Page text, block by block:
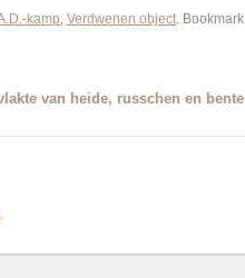
kamp, Verdwenen object. Bookmark
van heide, russchen en bente